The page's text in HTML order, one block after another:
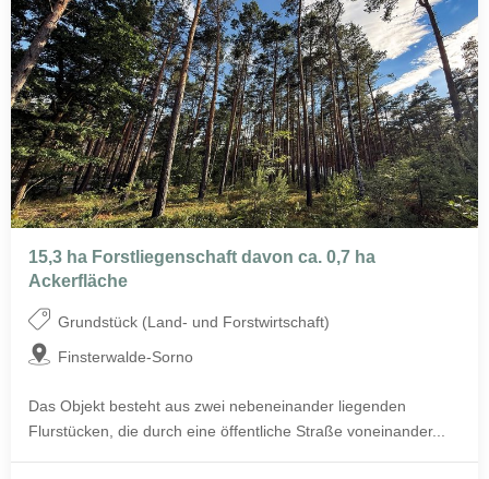
15,3 ha Forstliegenschaft davon ca. 0,7 ha
Ackerfläche
Grundstück (Land- und Forstwirtschaft)
Finsterwalde-Sorno
Das Objekt besteht aus zwei nebeneinander liegenden
Flurstücken, die durch eine öffentliche Straße voneinander...